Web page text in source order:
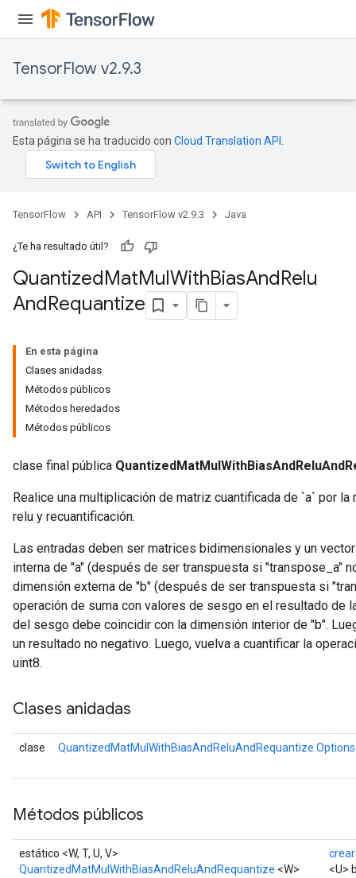
TensorFlow v2.9.3
Esta página se ha traducido con Cloud Translation API
TensorFlow API TensorFlow v2.9.3 Java
¿Te ha resultado útil?
QuantizedMatMulWithBiasAndRelu
AndRequantize
En esta página
Clases anidadas
Métodos públicos
Métodos heredados
Métodos públicos
clase final pública
Realice una multiplicación de matriz cuantificada de `a` por
relu y recuantificación.
Las entradas deben ser matrices bidimensionales y un
interna de "a" (después de ser transpuesta si "transpose_a"
dimensión externa de "b" (después de ser transpuesta si
operación de suma con valores de sesgo en el resultado de
del sesgo debe coincidir con la dimensión interior de "b".
un resultado no negativo. Luego, vuelva a cuantificar la
uint8.
Clases anidadas
clase QuantizedMatMulWithBiasAndReluAndRequantize.Options
Métodos públicos
estático <W, T, U, V>
QuantizedMatMulWithBiasAndReluAndRequantize <W>
crear
<U>